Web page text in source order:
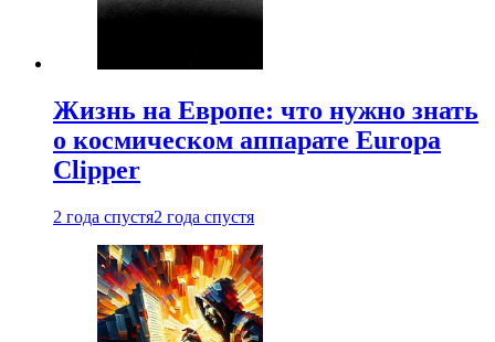
Жизнь на Европе: что нужно знать
о космическом аппарате Europa
Clipper
2 года спустя2 года спустя